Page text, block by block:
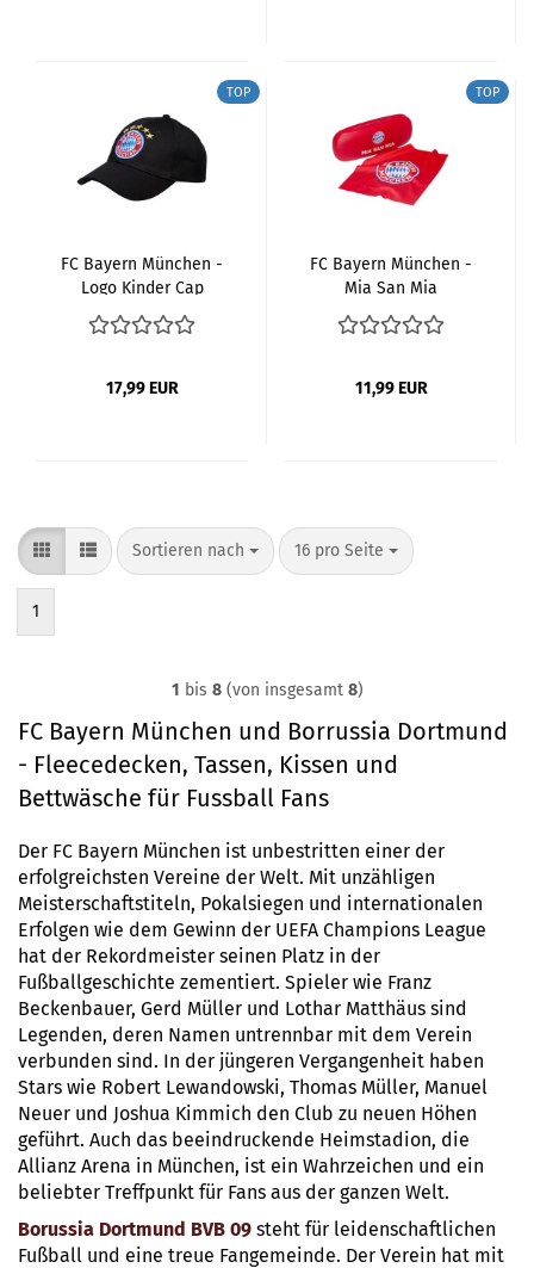
TOP
FC Bayern München -
Logo Kinder Cap
Schwarz
17,99 EUR
TOP
FC Bayern München -
Mia San Mia
Brillenetui
11,99 EUR
Sortieren nach
Sortieren nach 16 pro Seite
pro Seite
1
1 bis 8(von insgesamt 8)
FC Bayern München und Borrussia Dortmund
- Fleecedecken, Tassen, Kissen und
Bettwäsche für Fussball Fans
Der FC Bayern München ist unbestritten einer der
erfolgreichsten Vereine der Welt. Mit unzähligen
Meisterschaftstiteln, Pokalsiegen und internationalen
Erfolgen wie dem Gewinn der UEFA Champions League
hat der Rekordmeister seinen Platz in der
Fußballgeschichte zementiert. Spieler wie Franz
Beckenbauer, Gerd Müller und Lothar Matthäus sind
Legenden, deren Namen untrennbar mit dem Verein
verbunden sind. In der jüngeren Vergangenheit haben
Stars wie Robert Lewandowski, Thomas Müller, Manuel
Neuer und Joshua Kimmich den Club zu neuen Höhen
geführt. Auch das beeindruckende Heimstadion, die
Allianz Arena in München, ist ein Wahrzeichen und ein
beliebter Treffpunkt für Fans aus der ganzen Welt.
Borussia Dortmund BVB 09 steht für leidenschaftlichen
Fußball und eine treue Fangemeinde. Der Verein hat mit